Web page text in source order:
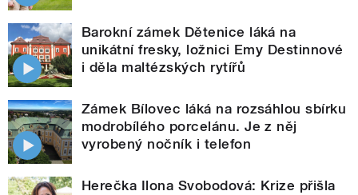
Barokní zámek Dětenice láká na
unikátní fresky, ložnici Emy Destinnové
i děla maltézských rytířů
Zámek Bílovec láká na rozsáhlou sbírku
modrobílého porcelánu. Je z něj
vyrobený nočník i telefon
Herečka Ilona Svobodová: Krize přišla